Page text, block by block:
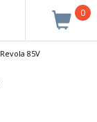
0
85V